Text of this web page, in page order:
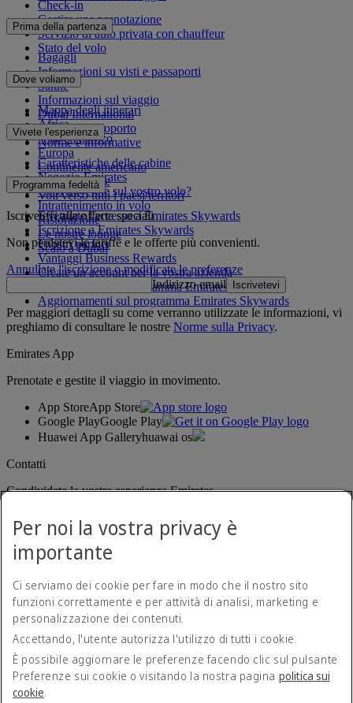
Check-in
Gestire una prenotazione
Servizio di auto privata con chauffeur
Stato del volo
Prima della partenza
Bagagli
Informazioni su visti e passaporti
Salute
Informazioni sul viaggio
Dubai International
Da e per l'aeroporto
Norme e informative
Dove voliamo
Mappa degli itinerari
Africa
Asia e Pacifico
Europa
Continente americano
Medio Oriente
Voli verso tutti i paesi/territori
Vivete l'esperienza
Caratteristiche delle cabine
Negozio Emirates
Cosa troverete sul vostro volo?
Intrattenimento in volo
Ristorazione
Le nostre lounge
Scalo a Dubai
Programma fedeltà
Effettuate l'accesso a Emirates Skywards
Iscrizione a Emirates Skywards
I nostri partner
Vantaggi Business Rewards
Create un account per la vostra azienda
Regolamento del programma Emirates Skywards
Aggiornamenti sul programma Emirates Skywards
Iscrivetevi alle offerte speciali
Non perdetevi le tariffe e le offerte più convenienti.
Annullate l'iscrizione o modificate le preferenze
Indirizzo email
Iscrivetevi
Per maggiori dettagli su come verranno utilizzate le informazioni, vi
preghiamo di consultare le nostre Norme sulla Privacy.
Emirates App
Prenotate e gestite il viaggio in movimento.
App StoreApp Store
Google PlayGoogle Play
Huawei App Galleryhuawai os
Contatti
Condividete la vostra esperienza Emirates.
Contatti
Norme sulla privacy
Termini e condizioni
Sicurezza informatica
Per noi la vostra privacy è
importante
Ci serviamo dei cookie per fare in modo che il nostro sito
funzioni correttamente e per attività di analisi, marketing e
personalizzazione dei contenuti.
Accettando, l'utente autorizza l'utilizzo di tutti i cookie.
È possibile aggiornare le preferenze facendo clic sul pulsante
Preferenze sui cookie o visitando la nostra pagina politica sui
cookie.